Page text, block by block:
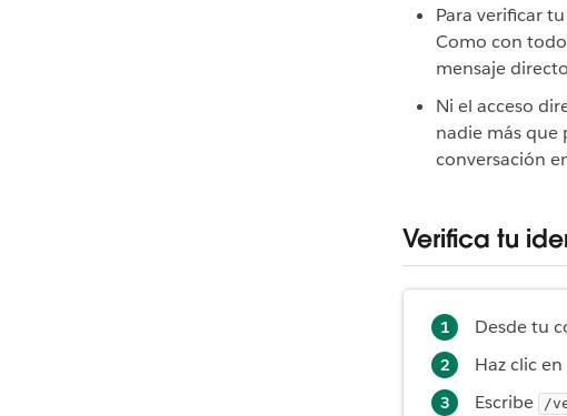
Para verificar
Como con
mensaje
Ni el acceso
nadie más que
conversación
Verifica tu
Desde tu
Haz clic
Escribe
/